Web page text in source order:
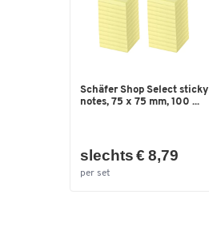
Schäfer Shop Select sticky
notes, 75 x 75 mm, 100 ...
slechts € 8,79
per set